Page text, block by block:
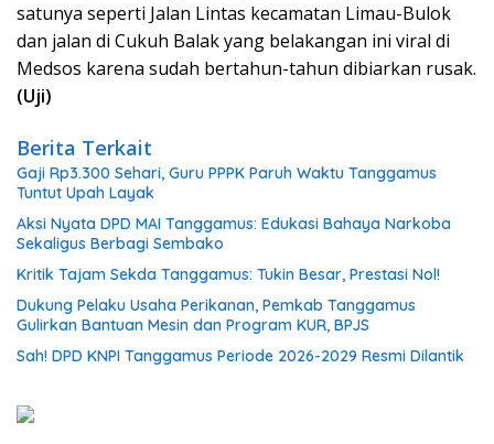
satunya seperti Jalan Lintas kecamatan Limau-Bulok
dan jalan di Cukuh Balak yang belakangan ini viral di
Medsos karena sudah bertahun-tahun dibiarkan rusak.
(Uji)
Berita Terkait
Gaji Rp3.300 Sehari, Guru PPPK Paruh Waktu Tanggamus
Tuntut Upah Layak
Aksi Nyata DPD MAI Tanggamus: Edukasi Bahaya Narkoba
Sekaligus Berbagi Sembako
Kritik Tajam Sekda Tanggamus: Tukin Besar, Prestasi Nol!
Dukung Pelaku Usaha Perikanan, Pemkab Tanggamus
Gulirkan Bantuan Mesin dan Program KUR, BPJS
Sah! DPD KNPI Tanggamus Periode 2026-2029 Resmi Dilantik